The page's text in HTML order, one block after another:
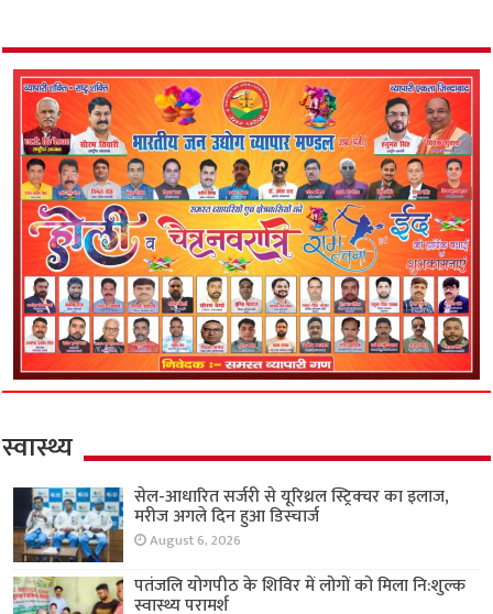
स्वास्थ्य
सेल-आधारित सर्जरी से यूरिथ्रल स्ट्रिक्चर का इलाज,
मरीज अगले दिन हुआ डिस्चार्ज
August 6, 2026
पतंजलि योगपीठ के शिविर में लोगों को मिला नि:शुल्क
स्वास्थ्य परामर्श